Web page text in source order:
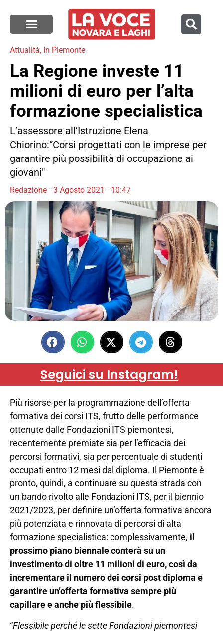
Attualità, In Piemonte
La Regione investe 11
milioni di euro per l’alta
formazione specialistica
L’assessore all’Istruzione Elena
Chiorino:“Corsi progettati con le imprese per
garantire più possibilità di occupazione ai
giovani"
Redazione 3 Agosto 2021 10:47
Seguici su Instagram!
Più risorse per la programmazione dell’offerta
formativa dei corsi ITS, frutto delle performance
ottenute dalle Fondazioni ITS piemontesi,
recentemente premiate sia per l’efficacia dei
percorsi formativi, sia per percentuale di studenti
occupati entro 12 mesi dal diploma. Il Piemonte è
pronto, quindi, a continuare su questa strada con
un bando rivolto alle Fondazioni ITS, per il biennio
2021/2023, per definire un’offerta formativa ancora
più potenziata e rinnovata di percorsi di alta
formazione specialistica: complessivamente, il
prossimo piano biennale conterà su un
investimento di oltre 11 milioni di euro, così da
incrementare il numero dei corsi post diploma e
garantire un’offerta formativa sempre più
capillare e anche più flessibile.
“Flessibile perché le sette Fondazioni piemontesi